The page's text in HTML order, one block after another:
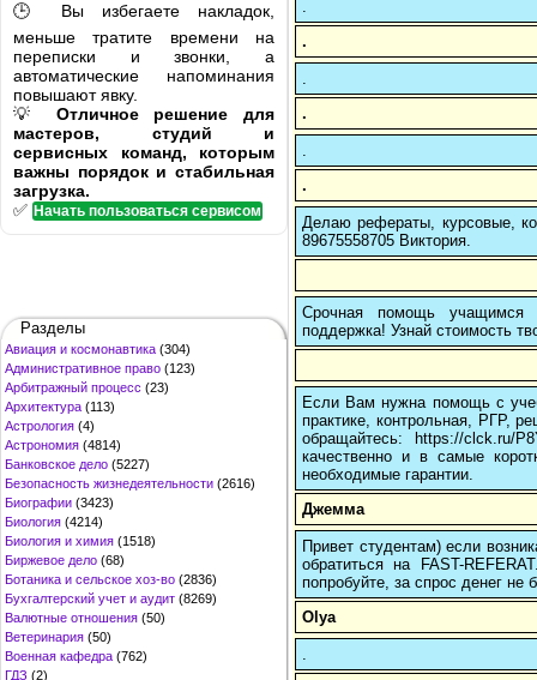
🕒 Вы избегаете накладок,
меньше тратите времени на
переписки и звонки, а
автоматические напоминания
повышают явку.
💡 Отличное решение для
мастеров, студий и
сервисных команд, которым
важны порядок и стабильная
загрузка.
✅ Начать пользоваться сервисом
Разделы
Авиация и космонавтика (304)
Административное право (123)
Арбитражный процесс (23)
Архитектура (113)
Астрология (4)
Астрономия (4814)
Банковское дело (5227)
Безопасность жизнедеятельности (2616)
Биографии (3423)
Биология (4214)
Биология и химия (1518)
Биржевое дело (68)
Ботаника и сельское хоз-во (2836)
Бухгалтерский учет и аудит (8269)
Валютные отношения (50)
Ветеринария (50)
Военная кафедра (762)
ГДЗ (2)
.
.
.
Делаю рефераты, курсовые,
89675558705 Виктория.
Срочная помощь учащимся в
поддержка! Узнай стоимость
Если Вам нужна помощь с
практике, контрольная, РГР,
обращайтесь: https://clck.ru/
качественно и в самые
необходимые гарантии.
Джемма
Привет студентам) если
обратиться на FAST-
попробуйте, за спрос денег не
Olya